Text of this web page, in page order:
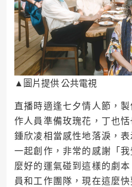
▲圖片提供 公共電視
直播時適逢七夕情人節，
作人員準備玫瑰花，丁也
鍾欣凌相當感性地落淚，
一起創作，非常的感謝「
麼好的運氣碰到這樣的劇
員和工作團隊，現在這麼